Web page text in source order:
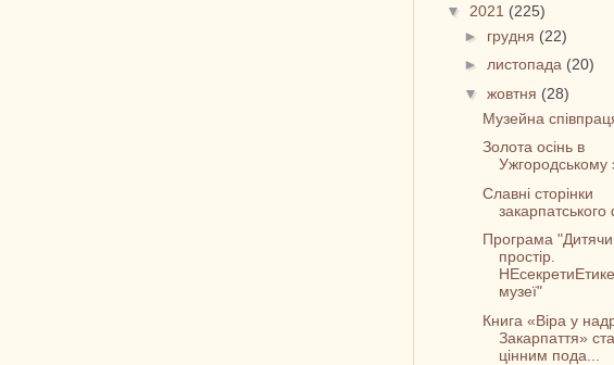
▼ 2021 (225)
► грудня (22)
►листопада (20)
▼жовтня (28)
Музейна
Золота осінь в
Ужгородському
Славні сторінки
Програма
простір.
музеї"
Книга «Віра у
Закарпаття»
цінним пода...